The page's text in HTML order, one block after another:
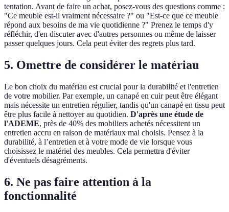
tentation. Avant de faire un achat, posez-vous des questions comme :
"Ce meuble est-il vraiment nécessaire ?" ou "Est-ce que ce meuble
répond aux besoins de ma vie quotidienne ?" Prenez le temps d'y
réfléchir, d'en discuter avec d'autres personnes ou même de laisser
passer quelques jours. Cela peut éviter des regrets plus tard.
5. Omettre de considérer le matériau
Le bon choix du matériau est crucial pour la durabilité et l'entretien
de votre mobilier. Par exemple, un canapé en cuir peut être élégant
mais nécessite un entretien régulier, tandis qu'un canapé en tissu peut
être plus facile à nettoyer au quotidien. D'après une étude de
l'ADEME, près de 40% des mobiliers achetés nécessitent un
entretien accru en raison de matériaux mal choisis. Pensez à la
durabilité, à l’entretien et à votre mode de vie lorsque vous
choisissez le matériel des meubles. Cela permettra d'éviter
d'éventuels désagréments.
6. Ne pas faire attention à la
fonctionnalité